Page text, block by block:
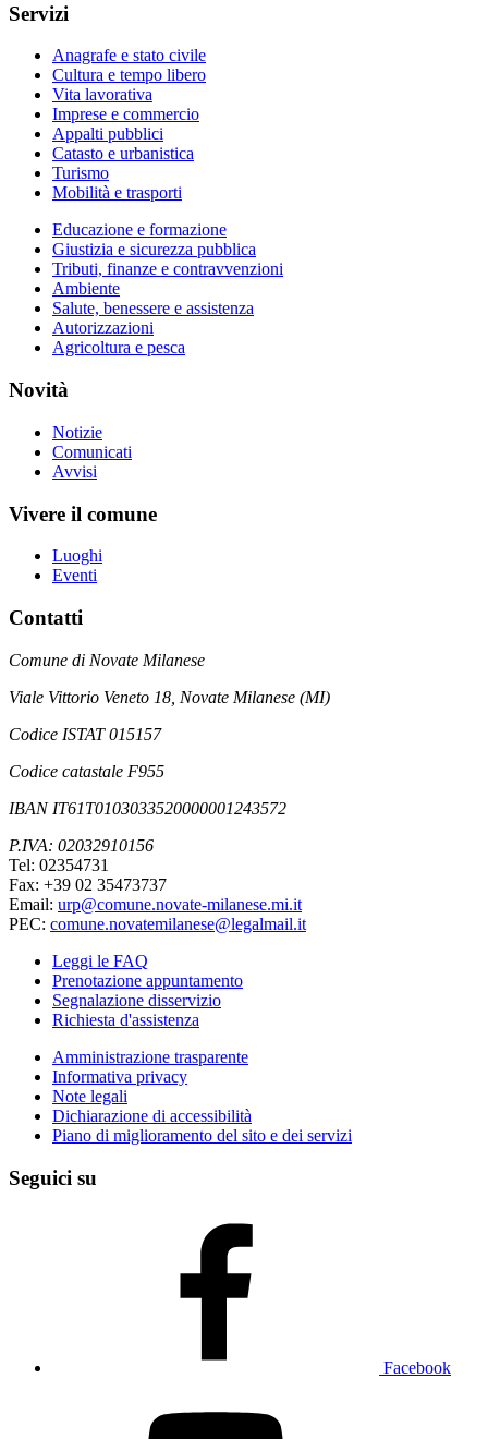
Servizi
Anagrafe e stato civile
Cultura e tempo libero
Vita lavorativa
Imprese e commercio
Appalti pubblici
Catasto e urbanistica
Turismo
Mobilità e trasporti
Educazione e formazione
Giustizia e sicurezza pubblica
Tributi, finanze e contravvenzioni
Ambiente
Salute, benessere e assistenza
Autorizzazioni
Agricoltura e pesca
Novità
Notizie
Comunicati
Avvisi
Vivere il comune
Luoghi
Eventi
Contatti
Comune di Novate Milanese
Viale Vittorio Veneto 18, Novate Milanese (MI)
Codice ISTAT 015157
Codice catastale F955
IBAN IT61T0103033520000001243572
P.IVA: 02032910156
Tel: 02354731
Fax: +39 02 35473737
Email: urp@comune.novate-milanese.mi.it
PEC: comune.novatemilanese@legalmail.it
Leggi le FAQ
Prenotazione appuntamento
Segnalazione disservizio
Richiesta d'assistenza
Amministrazione trasparente
Informativa privacy
Note legali
Dichiarazione di accessibilità
Piano di miglioramento del sito e dei servizi
Seguici su
Facebook